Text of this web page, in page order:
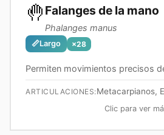
🤚 Falanges de la mano
Phalanges manus
📏Largo ×28
Permiten movimientos precisos
ARTICULACIONES:Metacarpianos,
Clic para ver